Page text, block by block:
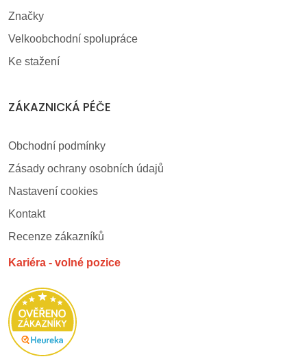
Značky
Velkoobchodní spolupráce
Ke stažení
ZÁKAZNICKÁ PÉČE
Obchodní podmínky
Zásady ochrany osobních údajů
Nastavení cookies
Kontakt
Recenze zákazníků
Kariéra - volné pozice